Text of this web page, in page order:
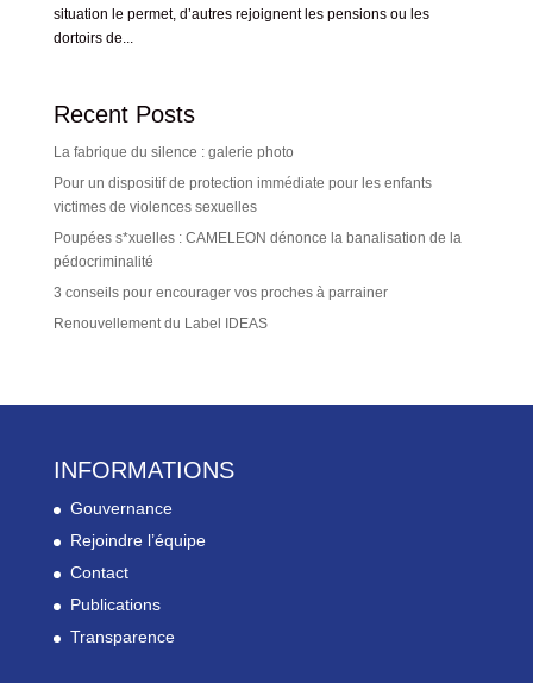
situation le permet, d’autres rejoignent les pensions ou les
dortoirs de...
Recent Posts
La fabrique du silence : galerie photo
Pour un dispositif de protection immédiate pour les enfants
victimes de violences sexuelles
Poupées s*xuelles : CAMELEON dénonce la banalisation de la
pédocriminalité
3 conseils pour encourager vos proches à parrainer
Renouvellement du Label IDEAS
INFORMATIONS
Gouvernance
Rejoindre l’équipe
Contact
Publications
Transparence